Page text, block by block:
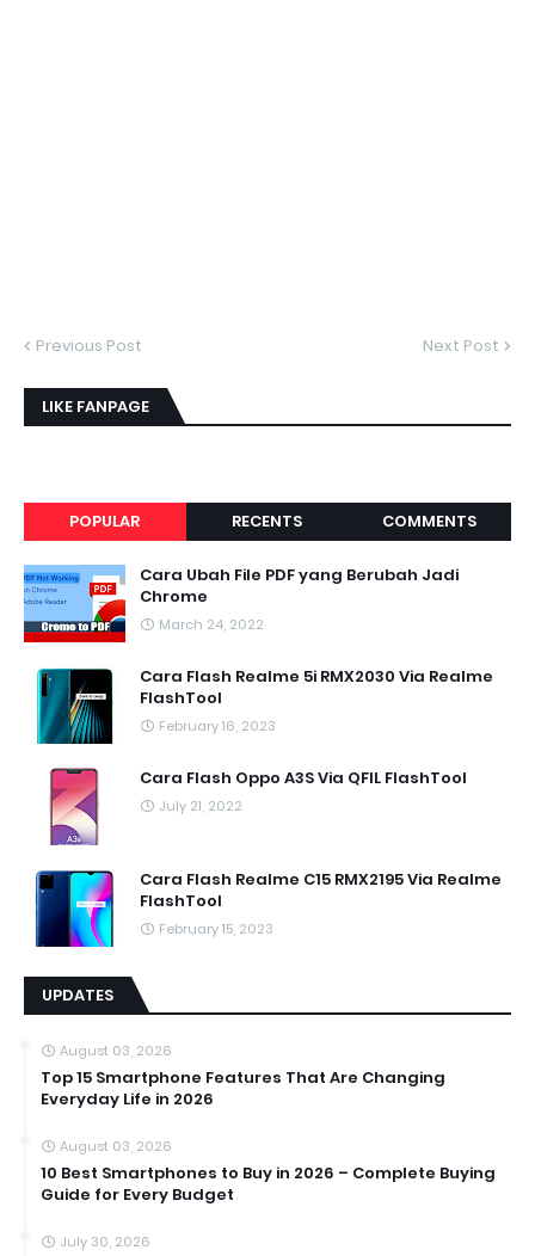
Previous Post Next Post
LIKE FANPAGE
POPULAR RECENTS COMMENTS
Cara Ubah File PDF yang Berubah Jadi
Chrome
March 24, 2022
Cara Flash Realme 5i RMX2030 Via Realme
FlashTool
February 16, 2023
Cara Flash Oppo A3S Via QFIL FlashTool
July 21, 2022
Cara Flash Realme C15 RMX2195 Via Realme
FlashTool
February 15, 2023
UPDATES
August 03, 2026
Top 15 Smartphone Features That Are Changing
Everyday Life in 2026
August 03, 2026
10 Best Smartphones to Buy in 2026 – Complete Buying
Guide for Every Budget
July 30, 2026